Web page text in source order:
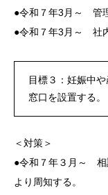
●令和７年3月～ 管
●令和７年3月～ 社
目標３：妊娠中
窓口を設置する。
＜対策＞
●令和７年３月～ 相
より周知する。